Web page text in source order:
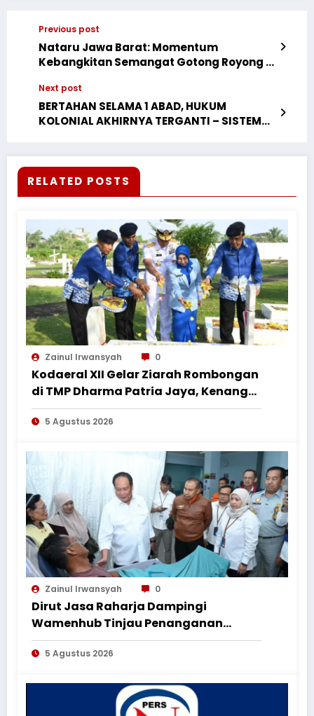
Previous post
Nataru Jawa Barat: Momentum
Kebangkitan Semangat Gotong Royong –
Buktikan Kita Bisa Lebih Baik dari
Sebelumnya
Next post
BERTAHAN SELAMA 1 ABAD, HUKUM
KOLONIAL AKHIRNYA TERGANTI – SISTEM
RELATED POSTS
Zainul Irwansyah 0
Kodaeral XII Gelar Ziarah Rombongan
di TMP Dharma Patria Jaya, Kenang
Jasa Pahlawan dalam Peringatan
HUT ke-1
5 Agustus 2026
Zainul Irwansyah 0
Dirut Jasa Raharja Dampingi
Wamenhub Tinjau Penanganan
Korban KM Mutiara Sentosa II di RS
PHC Surabaya
5 Agustus 2026